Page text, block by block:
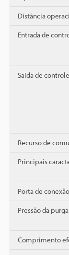
Distância
Entrada de
Saída de controle
Recurso de
Principais
Porta de
Pressão da
Comprimento